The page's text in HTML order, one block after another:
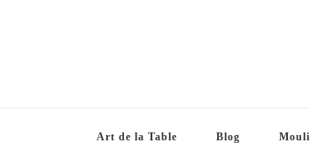
Art de la Table Blog